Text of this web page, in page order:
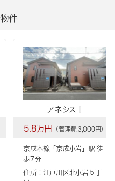
件
アネシスⅠ
5.8万円 （管理費:3,000円）
京成本線「京成小岩 」駅 徒
歩7分
住所：江戸川区北小岩５丁